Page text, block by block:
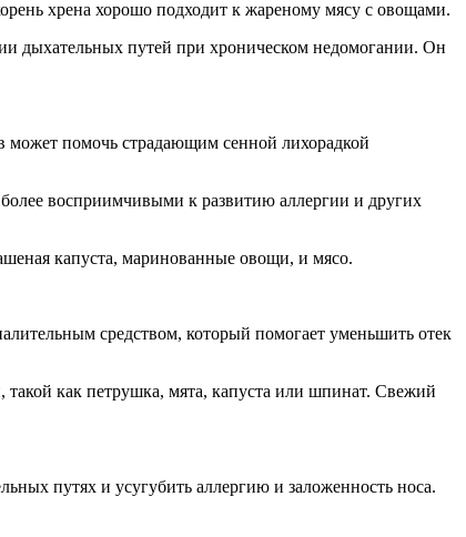
хрена хорошо подходит к жареному мясу с овощами.
дыхательных путей при хроническом недомогании. Он
может помочь страдающим сенной лихорадкой
более восприимчивыми к развитию аллергии и других
капуста, маринованные овощи, и мясо.
средством, который помогает уменьшить отек
как петрушка, мята, капуста или шпинат. Свежий
путях и усугубить аллергию и заложенность носа.